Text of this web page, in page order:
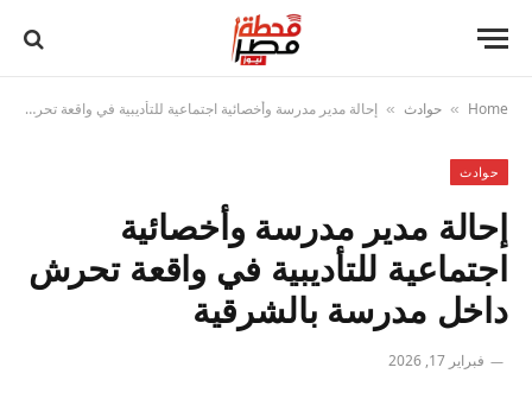
Home
» حوادث » إحالة مدير مدرسة وأخصائية اجتماعية للتأديبية في واقعة تحرش داخل مدرسة بالشرقية
حوادث
إحالة مدير مدرسة وأخصائية
اجتماعية للتأديبية في واقعة تحرش
داخل مدرسة بالشرقية
فبراير 17, 2026